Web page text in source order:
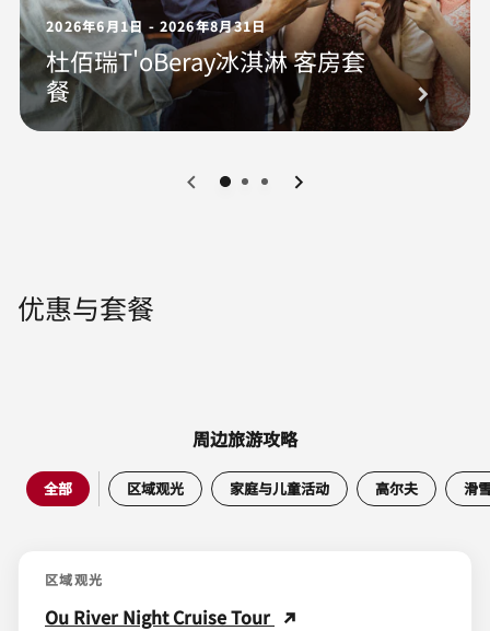
2026年6月1日 - 2026年8月31日
杜佰瑞T'oBeray冰淇淋 客房套
餐
0 1 2
优惠与套餐
周边旅游攻略
全部 区域观光 家庭与儿童活动 高尔夫 滑
区域观光
Ou River Night Cruise Tour